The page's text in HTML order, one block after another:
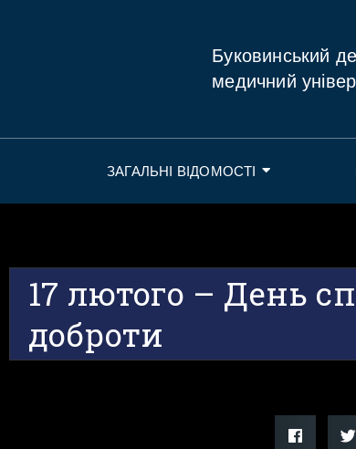
Буковинський
медичний
ЗАГАЛЬНІ ВІДОМОСТІ
17 лютого – День
доброти